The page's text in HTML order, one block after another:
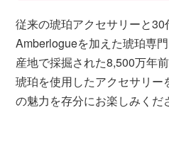
従来の琥珀アクセサリーと
Amberlogueを加えた琥珀専
産地で採掘された8,500万年
琥珀を使用したアクセサリ
の魅力を存分にお楽しみくだ